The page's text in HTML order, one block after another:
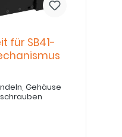
für SB41-
Gehäuse